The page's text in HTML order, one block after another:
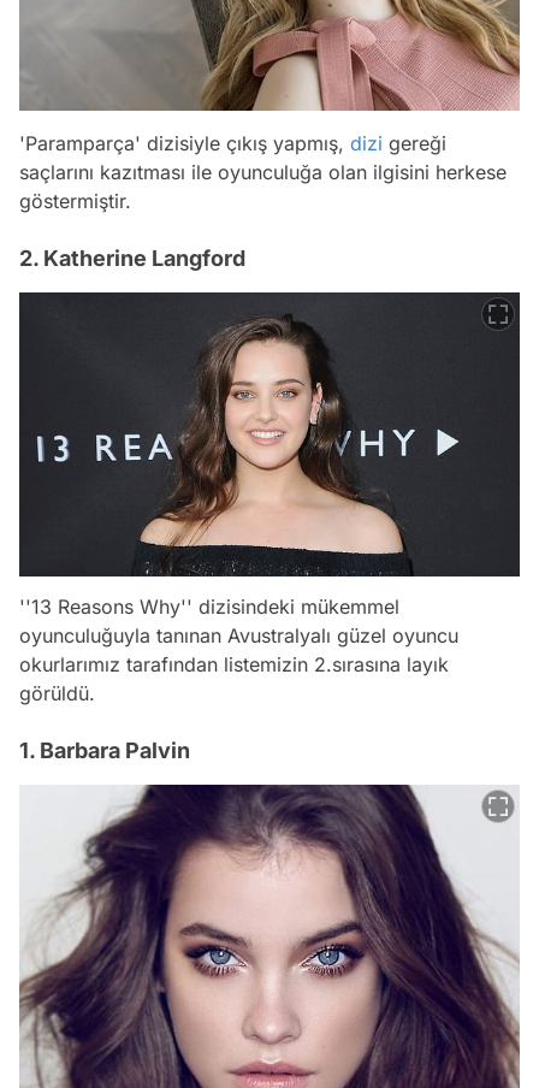
'Paramparça' dizisiyle çıkış yapmış, dizi gereği
saçlarını kazıtması ile oyunculuğa olan ilgisini herkese
göstermiştir.
2. Katherine Langford
''13 Reasons Why'' dizisindeki mükemmel
oyunculuğuyla tanınan Avustralyalı güzel oyuncu
okurlarımız tarafından listemizin 2.sırasına layık
görüldü.
1. Barbara Palvin